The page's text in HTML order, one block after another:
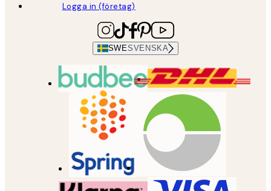
Logga in (företag)
SWESVENSKA